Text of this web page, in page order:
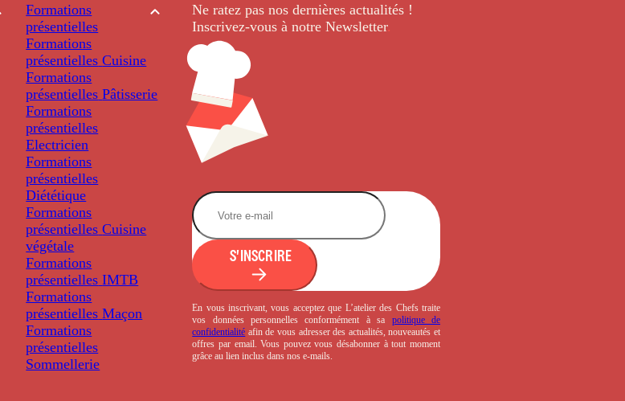
Formations
présentielles
Formations
présentielles Cuisine
Formations
présentielles Pâtisserie
Formations
présentielles
Electricien
Formations
présentielles
Diététique
Formations
présentielles Cuisine
végétale
Formations
présentielles IMTB
Formations
présentielles Maçon
Formations
présentielles
Sommellerie
Ne ratez pas nos dernièresactualités !
Inscrivez-vous à notre Newsletter.
S'INSCRIRE
En vous inscrivant, vous acceptez que L’atelier des Chefs traite
vos données personnelles conformément à sa politique de
confidentialité afin de vous adresser des actualités, nouveautés et
offres par email. Vous pouvez vous désabonner à tout moment
grâce au lien inclus dans nos e-mails.